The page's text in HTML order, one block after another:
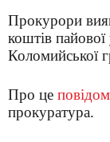
Прокурори
коштів
Коломийської
Про це
прокуратура.